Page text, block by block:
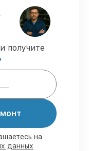
100S3
– все
до
присутствии
готовы к
получите
на
данных